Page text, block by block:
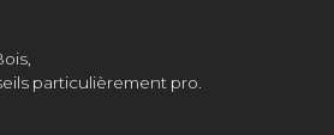
particulièrement pro.